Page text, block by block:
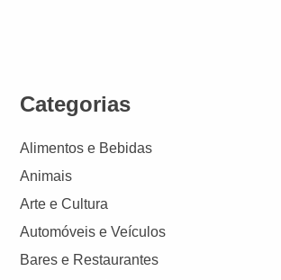
Categorias
Alimentos e Bebidas
Animais
Arte e Cultura
Automóveis e Veículos
Bares e Restaurantes